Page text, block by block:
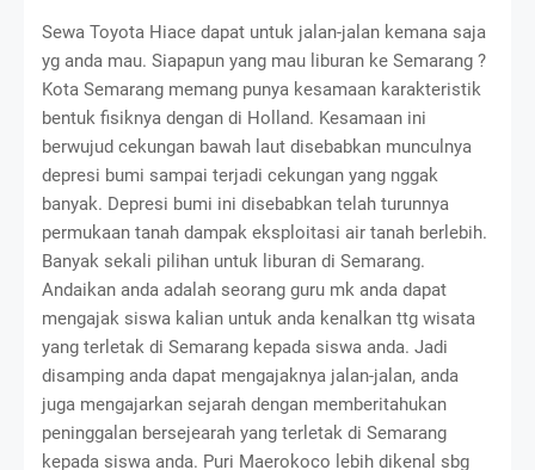
Sewa Toyota Hiace dapat untuk jalan-jalan kemana saja
yg anda mau. Siapapun yang mau liburan ke Semarang ?
Kota Semarang memang punya kesamaan karakteristik
bentuk fisiknya dengan di Holland. Kesamaan ini
berwujud cekungan bawah laut disebabkan munculnya
depresi bumi sampai terjadi cekungan yang nggak
banyak. Depresi bumi ini disebabkan telah turunnya
permukaan tanah dampak eksploitasi air tanah berlebih.
Banyak sekali pilihan untuk liburan di Semarang.
Andaikan anda adalah seorang guru mk anda dapat
mengajak siswa kalian untuk anda kenalkan ttg wisata
yang terletak di Semarang kepada siswa anda. Jadi
disamping anda dapat mengajaknya jalan-jalan, anda
juga mengajarkan sejarah dengan memberitahukan
peninggalan bersejearah yang terletak di Semarang
kepada siswa anda. Puri Maerokoco lebih dikenal sbg